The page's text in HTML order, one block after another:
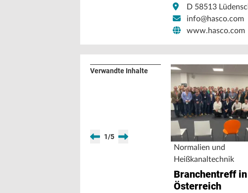
D 58513
info@hasco.com
www.hasco.com
Verwandte Inhalte
1/5
Normalien und
Heißkanaltechnik
Branchentreff in
Österreich